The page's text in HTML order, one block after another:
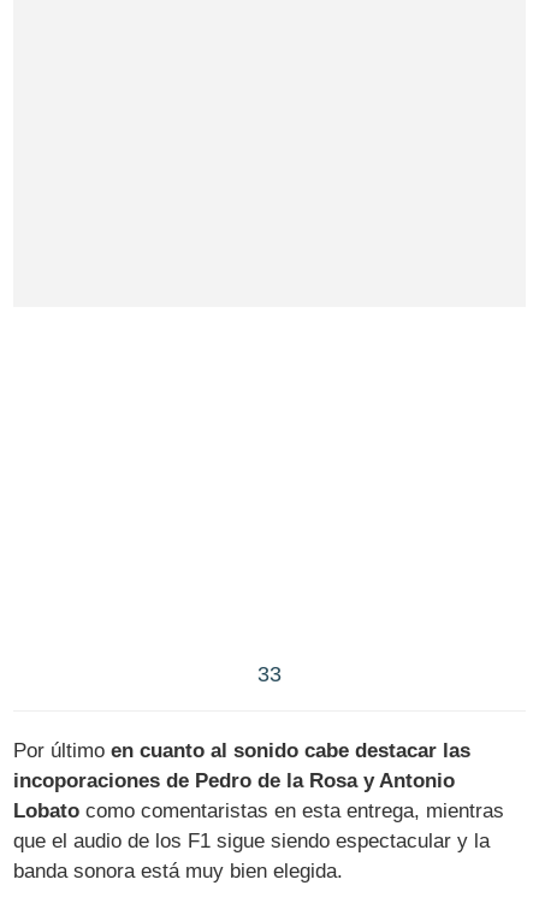
33
Por últimoen cuanto al sonido cabe destacar las
incoporaciones de Pedro de la Rosa y Antonio
Lobato como comentaristas en esta entrega, mientras
que el audio de los F1 sigue siendo espectacular y la
banda sonora está muy bien elegida.